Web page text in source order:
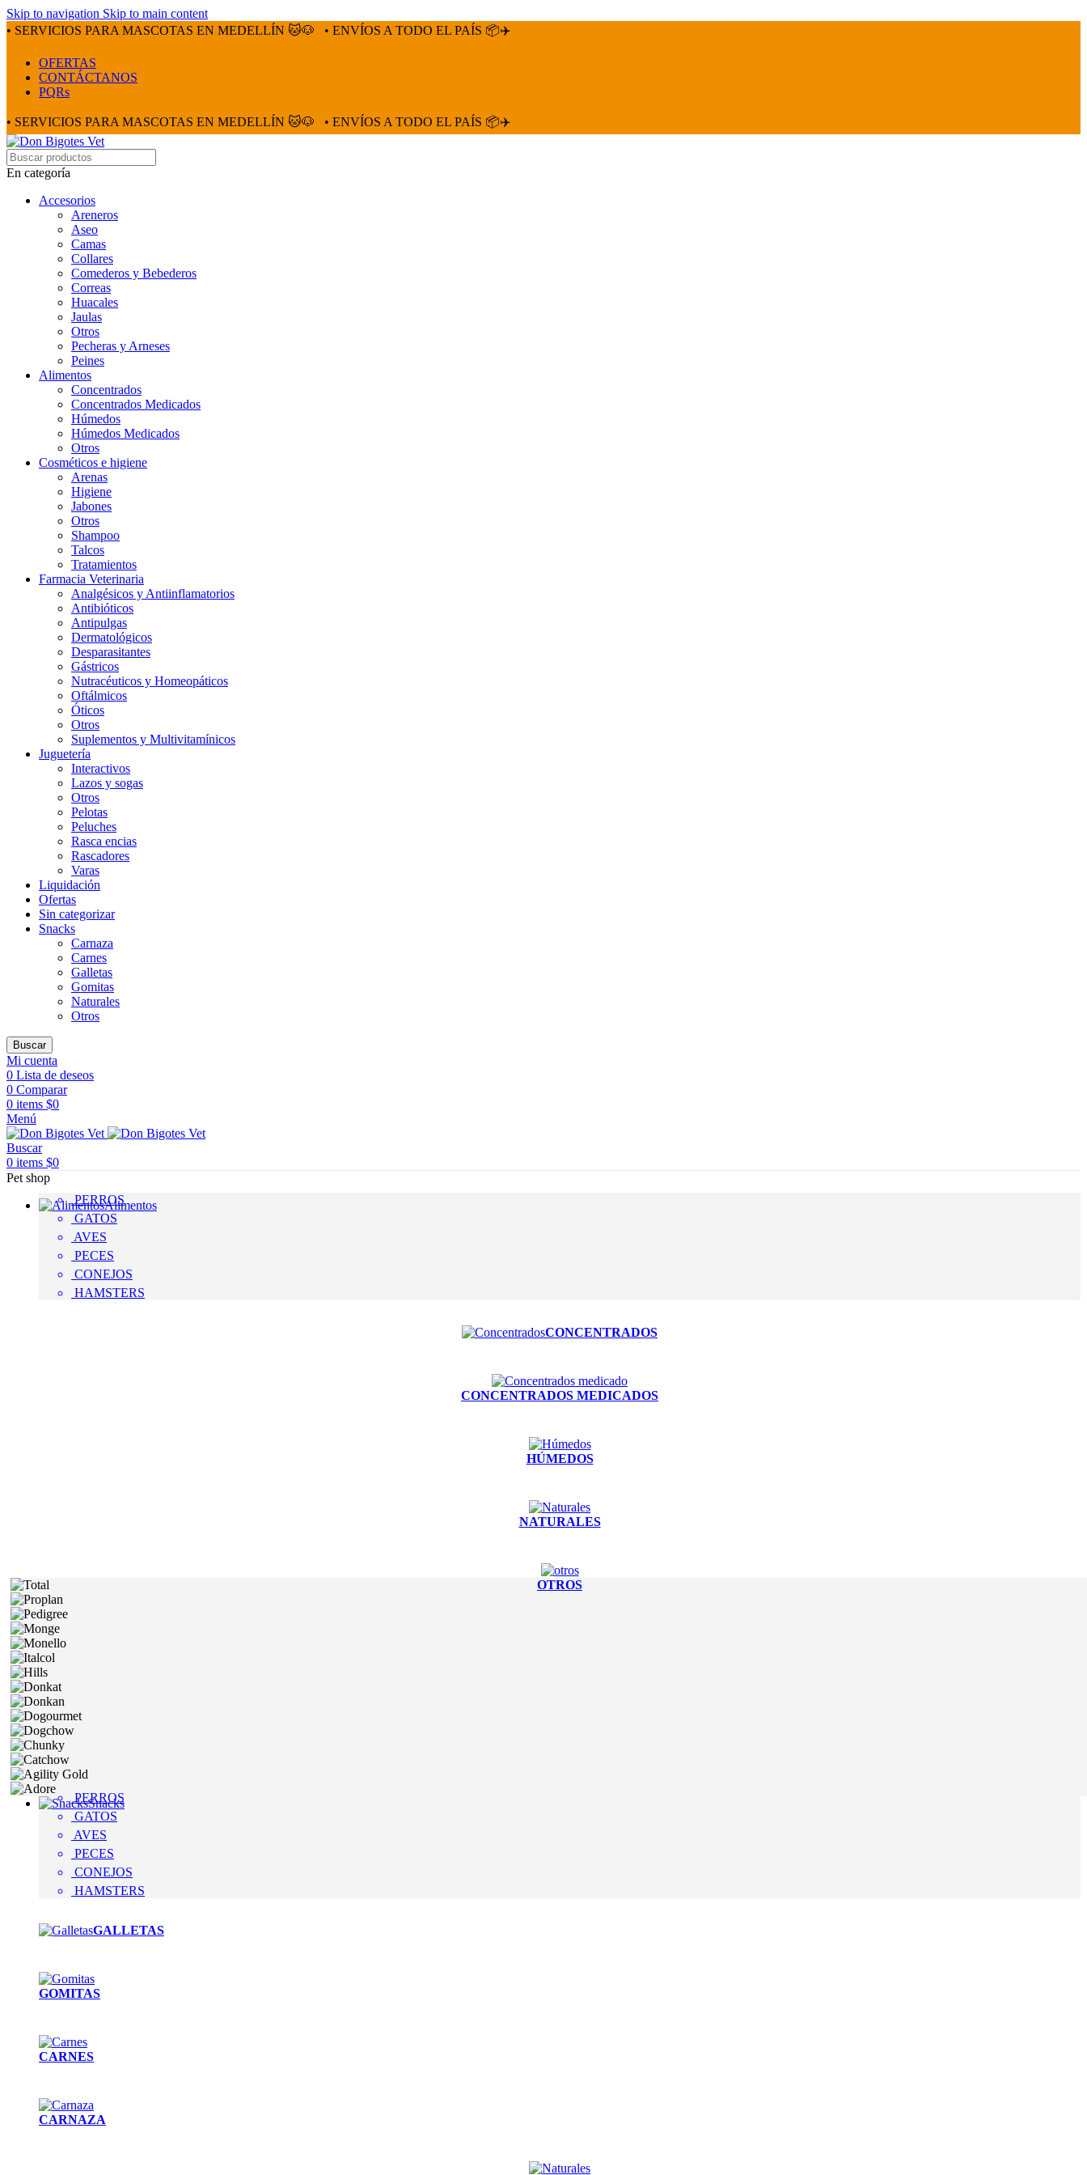
Skip to navigation Skip to main content
• SERVICIOS PARA MASCOTAS EN MEDELLÍN 🐱🐶
• ENVÍOS A TODO EL PAÍS 📦✈️
OFERTAS
CONTÁCTANOS
PQRs
• SERVICIOS PARA MASCOTAS EN MEDELLÍN 🐱🐶 • ENVÍOS A TODO EL PAÍS 📦✈️
En categoría
Accesorios
Areneros
Aseo
Camas
Collares
Comederos y Bebederos
Correas
Huacales
Jaulas
Otros
Pecheras y Arneses
Peines
Alimentos
Concentrados
Concentrados Medicados
Húmedos
Húmedos Medicados
Otros
Cosméticos e higiene
Arenas
Higiene
Jabones
Otros
Shampoo
Talcos
Tratamientos
Farmacia Veterinaria
Analgésicos y Antiinflamatorios
Antibióticos
Antipulgas
Dermatológicos
Desparasitantes
Gástricos
Nutracéuticos y Homeopáticos
Oftálmicos
Óticos
Otros
Suplementos y Multivitamínicos
Juguetería
Interactivos
Lazos y sogas
Otros
Pelotas
Peluches
Rasca encias
Rascadores
Varas
Liquidación
Ofertas
Sin categorizar
Snacks
Carnaza
Carnes
Galletas
Gomitas
Naturales
Otros
Buscar
Mi cuenta
0 Lista de deseos
0 Comparar
0 items $0
Menú
Buscar
0 items $0
Pet shop
Alimentos
PERROS
GATOS
AVES
PECES
CONEJOS
HAMSTERS
CONCENTRADOS
CONCENTRADOS MEDICADOS
HÚMEDOS
NATURALES
OTROS
Snacks
PERROS
GATOS
AVES
PECES
CONEJOS
HAMSTERS
GALLETAS
GOMITAS
CARNES
CARNAZA